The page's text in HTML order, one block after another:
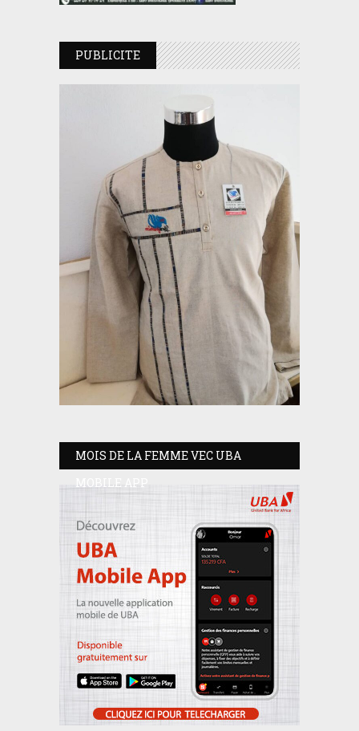
PUBLICITE
MOIS DE LA FEMME VEC UBA
MOBILE APP